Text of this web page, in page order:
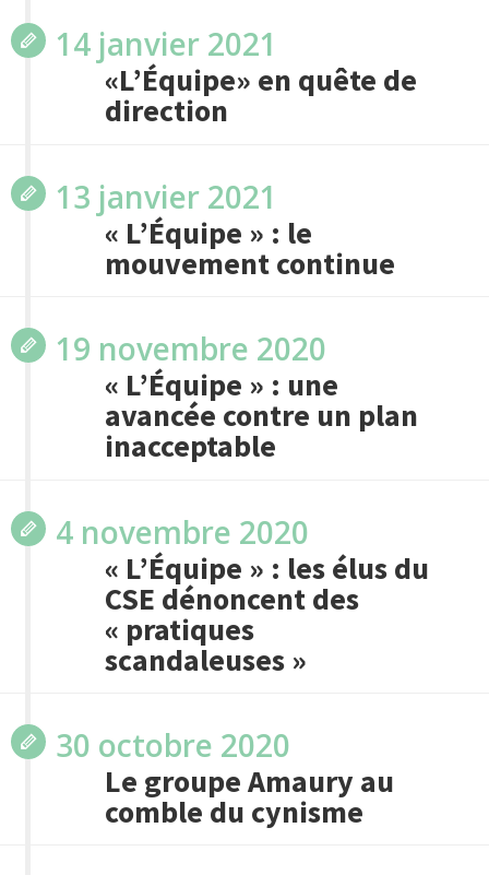
14 janvier 2021
«L’Équipe» en quête de
direction
13 janvier 2021
« L’Équipe » : le
mouvement continue
19 novembre 2020
« L’Équipe » : une
avancée contre un plan
inacceptable
4 novembre 2020
« L’Équipe » : les élus du
CSE dénoncent des
« pratiques
scandaleuses »
30 octobre 2020
Le groupe Amaury au
comble du cynisme